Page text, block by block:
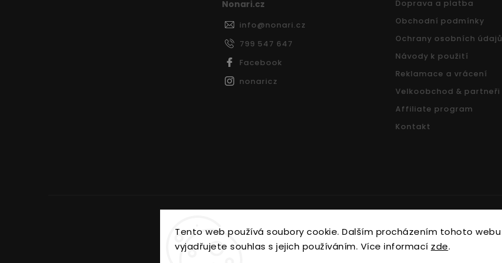
Tento web používá soubory cookie. Dalším procházením tohoto webu
vyjadřujete souhlas s jejich používáním. Více informací zde.
Nonari.cz
info@nonari.cz
799 547 647
Facebook
nonaricz
Doprava a platba
Obchodní podmínky
Ochrany osobních údajů
Návody k použití
Reklamace a vrácení
Velkoobchod & partneři
Affiliate program
Kontakt
Upravit nastavení cookies